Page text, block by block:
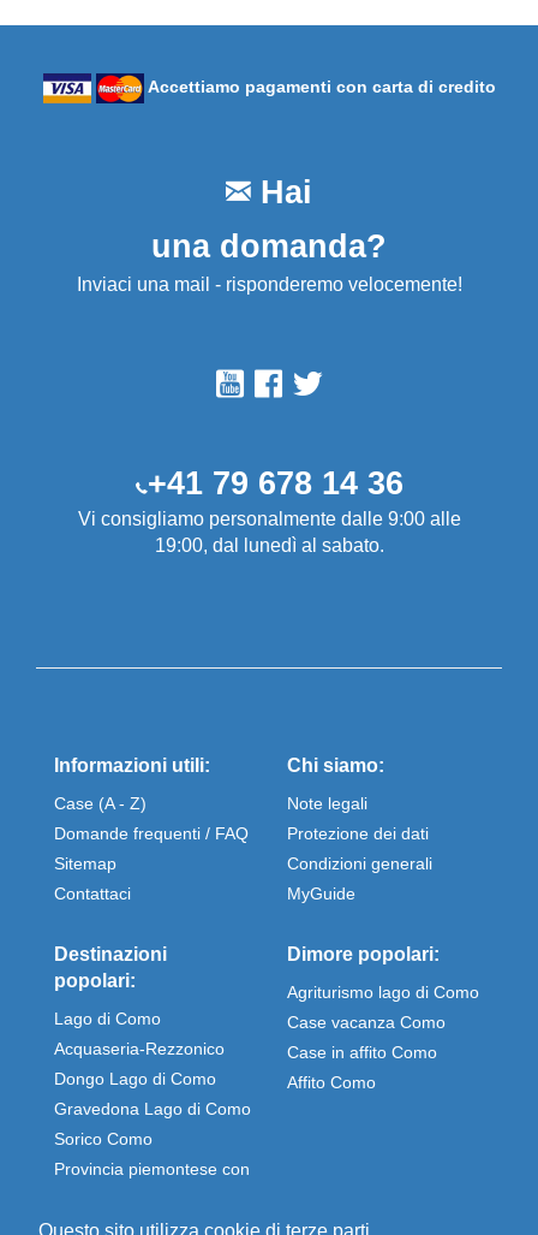
Questo sito utilizza cookie di terze parti.
Accettiamo pagamenti con carta di credito
Hai
una domanda?
Inviaci una mail - risponderemo velocemente!
+41 79 678 14 36
Vi consigliamo personalmente dalle 9:00 alle
19:00, dal lunedì al sabato.
Informazioni utili:
Case (A - Z)
Domande frequenti / FAQ
Sitemap
Contattaci
Chi siamo:
Note legali
Protezione dei dati
Condizioni generali
MyGuide
Destinazioni
popolari:
Lago di Como
Acquaseria-Rezzonico
Dongo Lago di Como
Gravedona Lago di Como
Sorico Como
Provincia piemontese con
Dimore popolari:
Agriturismo lago di Como
Case vacanza Como
Case in affito Como
Affito Como